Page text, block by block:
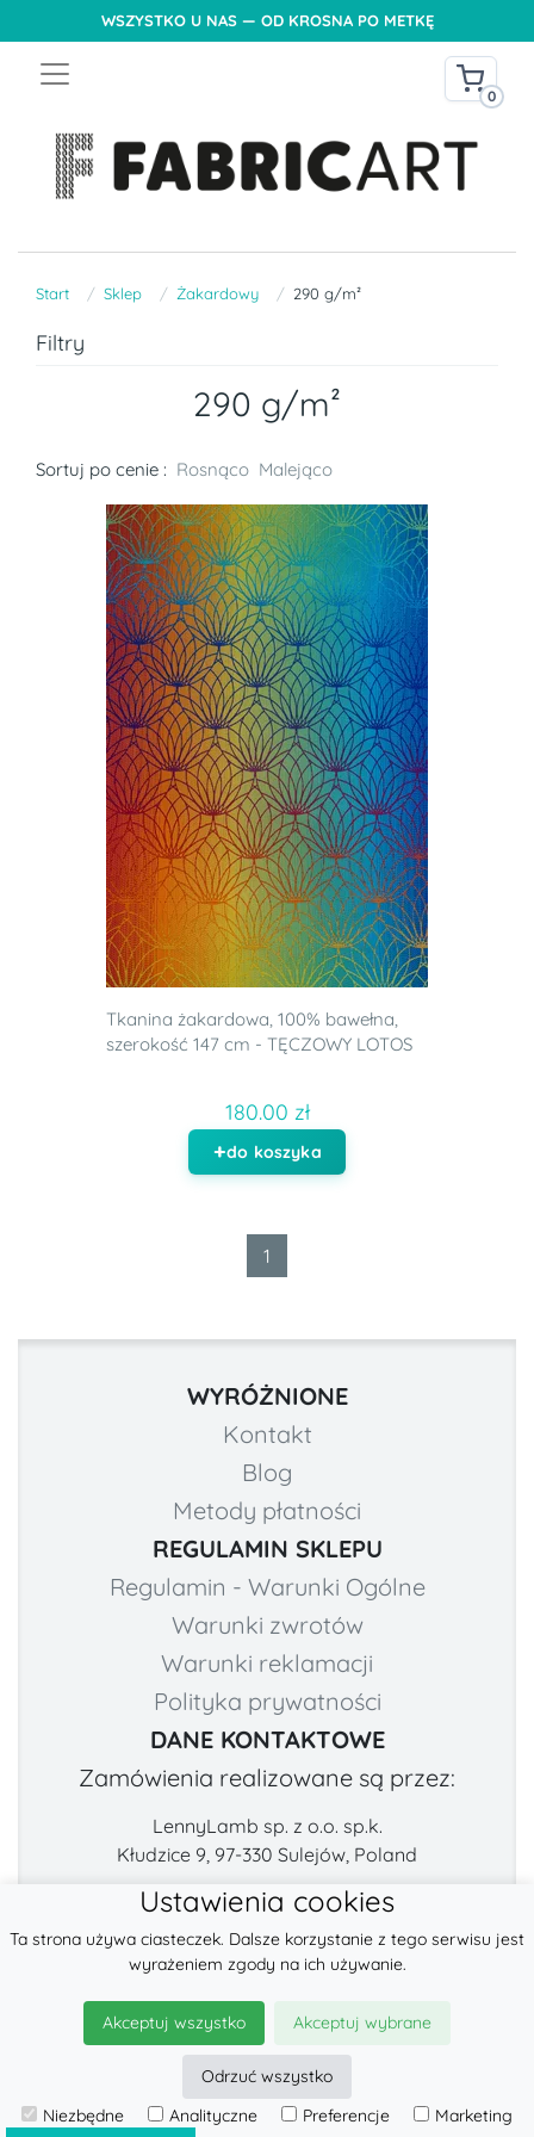
WSZYSTKO U NAS — OD KROSNA PO METKĘ
0
Start Sklep Żakardowy 290 g/m²
Filtry
290 g/m²
Sortuj po cenie : Rosnąco Malejąco
Tkanina żakardowa, 100% bawełna,
szerokość 147 cm - TĘCZOWY LOTOS
180.00 zł
do koszyka
1
WYRÓŻNIONE
Kontakt
Blog
Metody płatności
REGULAMIN SKLEPU
Regulamin - Warunki Ogólne
Warunki zwrotów
Warunki reklamacji
Polityka prywatności
DANE KONTAKTOWE
Zamówienia realizowane są przez:
LennyLamb sp. z o.o. sp.k.
Kłudzice 9, 97-330 Sulejów, Poland
Numer telefonu: E-mail:
+48 222-57-888-2 contact@fabricart.eu
Znajdź nas na:
© 2026LennyLamb sp. z o.o. sp.k.
Ustawienia cookies
Ta strona używa ciasteczek. Dalsze korzystanie z tego serwisu jest
wyrażeniem zgody na ich używanie.
Akceptuj wszystko Akceptuj wybrane
Odrzuć wszystko
Niezbędne
Analityczne Preferencje Marketing